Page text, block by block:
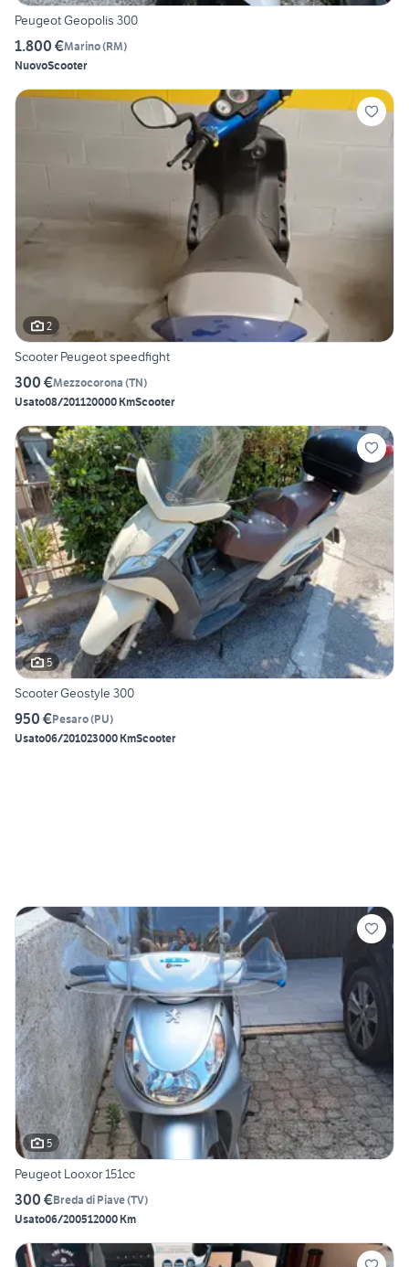
Peugeot Geopolis 300
1.800 €Marino(RM)
NuovoScooter
2
Scooter Peugeot speedfight
300 €Mezzocorona (TN)
Usato08/201120000 KmScooter
5
Scooter Geostyle 300
950 €Pesaro(PU)
Usato06/201023000 KmScooter
5
Peugeot Looxor 151cc
300 €Breda di Piave(TV)
Usato06/200512000 Km